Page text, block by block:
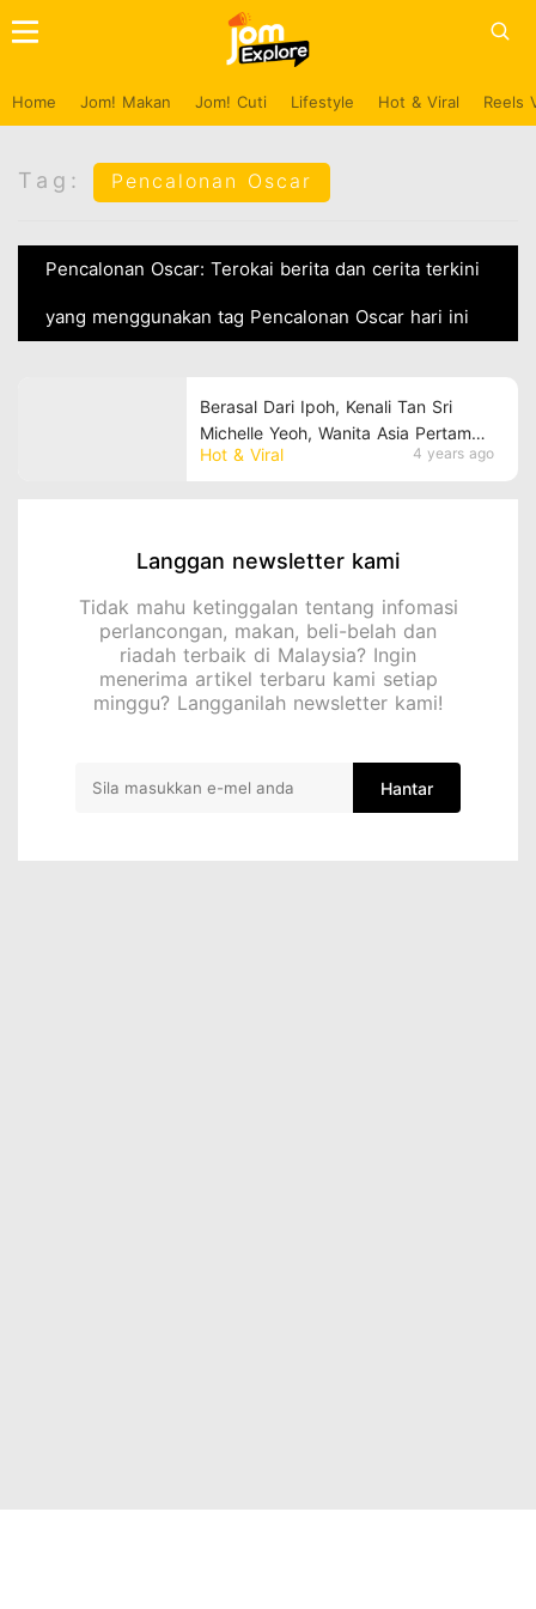
Home Jom! Makan Jom! Cuti Lifestyle Hot & Viral Reels
Tag: Pencalonan Oscar
Pencalonan Oscar: Terokai berita dan cerita terkini
yang menggunakan tag Pencalonan Oscar hari ini
Hot & Viral 4 years ago
Berasal Dari Ipoh, Kenali Tan Sri
Michelle Yeoh, Wanita Asia Pertama
Terima Pencalonan Pelakon Wanita
Langgan newsletter kami
Tidak mahu ketinggalan tentang infomasi
perlancongan, makan, beli-belah dan
riadah terbaik di Malaysia? Ingin
menerima artikel terbaru kami setiap
minggu? Langganilah newsletter kami!
Hantar